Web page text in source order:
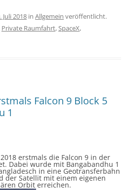
Juli 2018 in Allgemein veröffentlicht.
Private Raumfahrt,SpaceX,
Falcon 9 Block 5
1
erstmals die Falcon 9 in der
Dabei wurde mit Bangabandhu 1
in eine Geotransferbahn
der Satellit mit einem eigenen
Orbit erreichen.